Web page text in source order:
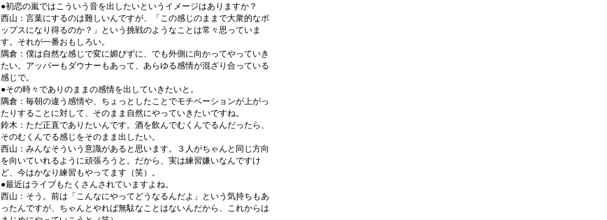
●初恋の嵐ではこういう音を出したいというイメージはありますか？
西山：言葉にするのは難しいんですが、「この感じのままで大衆的なポ
ップスになり得るのか？」という挑戦のようなことは常々思っていま
す。それが一番おもしろい。
隅倉：僕は自然な感じで変に媚びずに、でも外側に向かってやっていき
たい。アッパーもダウナーもあって、あらゆる感情が混ざり合っている
感じで。
●その時々でありのままの感情を出していきたいと。
隅倉：毎朝の違う感情や、ちょっとしたことでモチベーションが上がっ
たりすることに対して、そのまま自然にやっていきたいですね。
鈴木：ただ正直でありたいんです。酒を飲んでむくんでるんだったら、
そのむくんでる感じをそのまま出したい。
西山：みんなそういう意識があると思います。３人がちゃんと同じ方向
を向いていれるように頑張ろうと。だから、実は練習嫌いなんですけ
ど、今はかなり練習もやってます（笑）。
●最近はライブもたくさんされていますよね。
西山：そう。前は「こんなにやってどうなるんだよ」という気持ちもあ
ったんですが、ちゃんとやれば無駄なことはないんだから、これからは